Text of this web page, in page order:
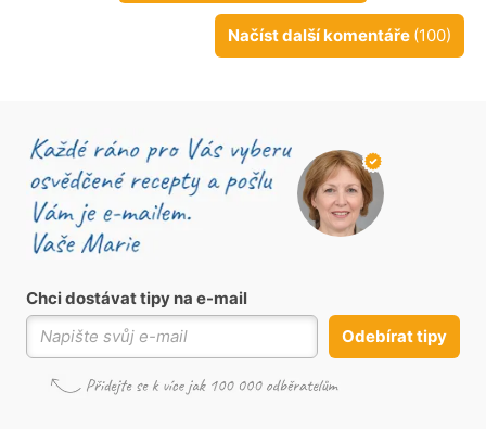
Načíst další komentáře (100)
Chci dostávat tipy na e-mail
Odebírat tipy